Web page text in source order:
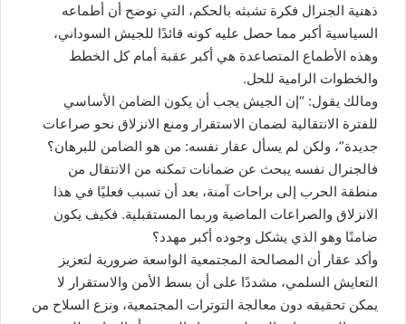
ذهنية الجنرال فكرة تشبثه بالحكم، التي توضح أن أطماعه
السياسية أكبر مما حصل عليه كونه قائدًا للجيش السوداني،
وهذه الأطماع المتصاعدة هي أكبر عقبة أمام كل الخطط
والخطوات الرامية للحل.
ومالك يقول: “إن الجيش يجب أن يكون الضامن الأساسي
للفترة الانتقالية لضمان الاستقرار ومنع الانزلاق نحو صراعات
جديدة”، ولكن لم يسأل عقار نفسه: من هو الضامن للبرهان؟
فالجنرال نفسه يبحث عن ضمانات تمكنه من الانتقال من
منطقة الحرب إلى براحات آمنة، بعد أن تسبب فعليًا في هذا
الانزلاق والصراعات الماضية وربما المستقبلية. فكيف يكون
ضامنًا وهو الذي يشكل وجوده أكبر مهدد؟
وأكد عقار أن المصالحة المجتمعية الواسعة ضرورية لتعزيز
التعايش السلمي، مشددًا على أن بسط الأمن والاستقرار لا
يمكن تحقيقه دون معالجة التوترات المجتمعية، ونزع السلاح من